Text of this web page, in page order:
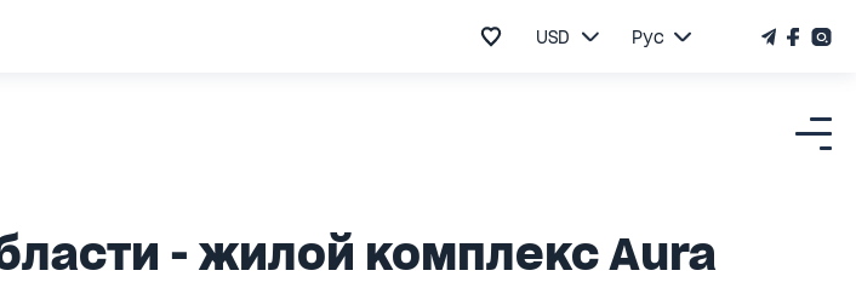
USD Рус
- жилой комплекс Аura